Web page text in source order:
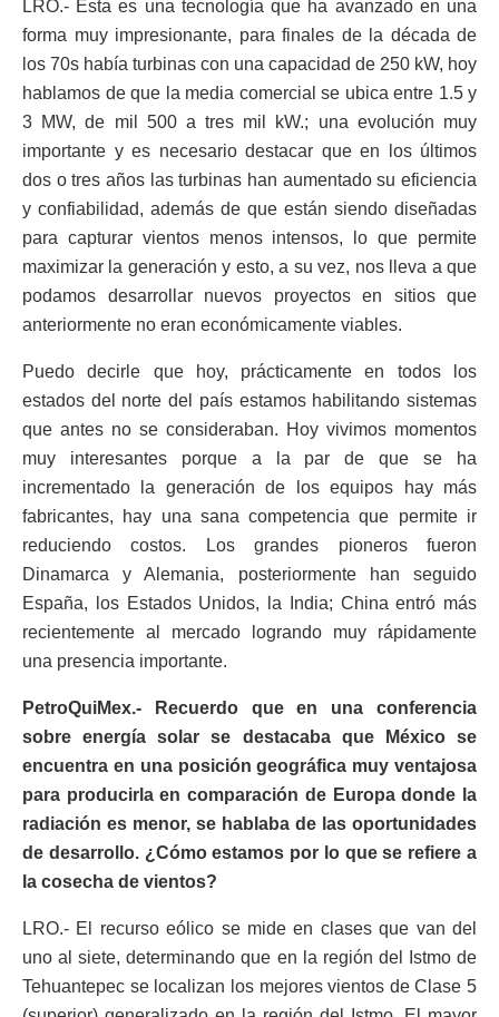
LRO.- Esta es una tecnología que ha avanzado en una
forma muy impresionante, para finales de la década de
los 70s había turbinas con una capacidad de 250 kW, hoy
hablamos de que la media comercial se ubica entre 1.5 y
3 MW, de mil 500 a tres mil kW.; una evolución muy
importante y es necesario destacar que en los últimos
dos o tres años las turbinas han aumentado su eficiencia
y confiabilidad, además de que están siendo diseñadas
para capturar vientos menos intensos, lo que permite
maximizar la generación y esto, a su vez, nos lleva a que
podamos desarrollar nuevos proyectos en sitios que
anteriormente no eran económicamente viables.
Puedo decirle que hoy, prácticamente en todos los
estados del norte del país estamos habilitando sistemas
que antes no se consideraban. Hoy vivimos momentos
muy interesantes porque a la par de que se ha
incrementado la generación de los equipos hay más
fabricantes, hay una sana competencia que permite ir
reduciendo costos. Los grandes pioneros fueron
Dinamarca y Alemania, posteriormente han seguido
España, los Estados Unidos, la India; China entró más
recientemente al mercado logrando muy rápidamente
una presencia importante.
PetroQuiMex.- Recuerdo que en una conferencia
sobre energía solar se destacaba que México se
encuentra en una posición geográfica muy ventajosa
para producirla en comparación de Europa donde la
radiación es menor, se hablaba de las oportunidades
de desarrollo. ¿Cómo estamos por lo que se refiere a
la cosecha de vientos?
LRO.- El recurso eólico se mide en clases que van del
uno al siete, determinando que en la región del Istmo de
Tehuantepec se localizan los mejores vientos de Clase 5